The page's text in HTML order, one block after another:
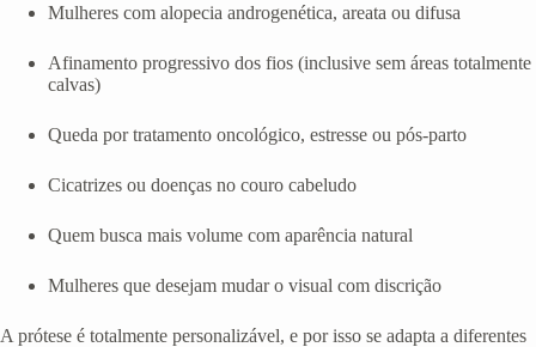
Mulheres com alopecia androgenética, areata ou difusa
Afinamento progressivo dos fios (inclusive sem áreas totalmente
calvas)
Queda por tratamento oncológico, estresse ou pós-parto
Cicatrizes ou doenças no couro cabeludo
Quem busca mais volume com aparência natural
Mulheres que desejam mudar o visual com discrição
A prótese é totalmente personalizável, e por isso se adapta a diferentes